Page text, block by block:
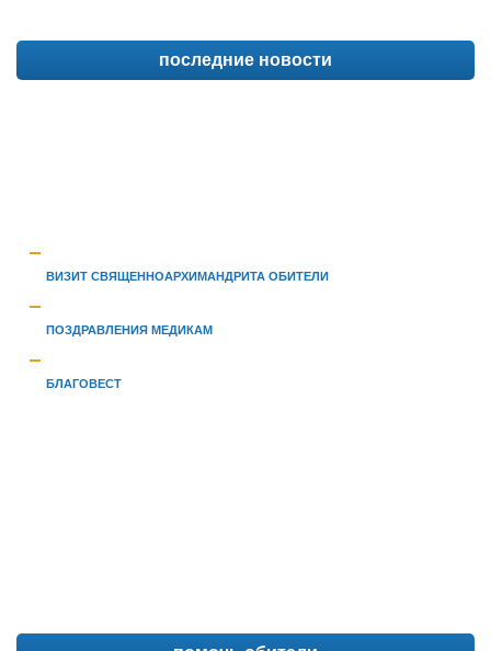
последние новости
ВИЗИТ СВЯЩЕННОАРХИМАНДРИТА ОБИТЕЛИ
ПОЗДРАВЛЕНИЯ МЕДИКАМ
БЛАГОВЕСТ